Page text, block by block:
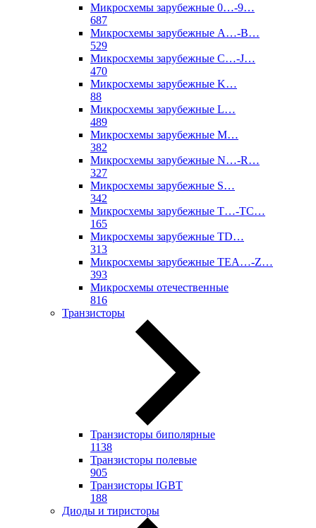
Микросхемы зарубежные 0…-9…
687
Микросхемы зарубежные A…-B…
529
Микросхемы зарубежные C…-J…
470
Микросхемы зарубежные K…
88
Микросхемы зарубежные L…
489
Микросхемы зарубежные M…
382
Микросхемы зарубежные N…-R…
327
Микросхемы зарубежные S…
342
Микросхемы зарубежные T…-TC…
165
Микросхемы зарубежные TD…
313
Микросхемы зарубежные TEA…-Z…
393
Микросхемы отечественные
816
Транзисторы
Транзисторы биполярные
1138
Транзисторы полевые
905
Транзисторы IGBT
188
Диоды и тиристоры